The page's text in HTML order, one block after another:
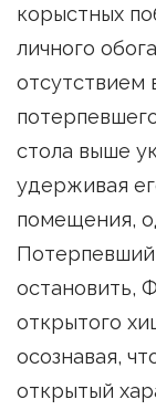
корыстных
личного
отсутствием
стола выше
удерживая
помещения,
остановить,
открытого
осознавая,
открытый